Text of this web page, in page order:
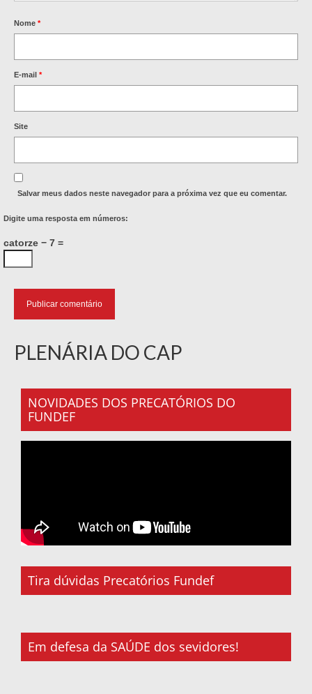
Nome *
E-mail *
Site
Salvar meus dados neste navegador para a próxima vez que eu comentar.
Digite uma resposta em números:
catorze − 7 =
PLENÁRIA DO CAP
NOVIDADES DOS PRECATÓRIOS DO
FUNDEF
Tira dúvidas Precatórios Fundef
Em defesa da SAÚDE dos sevidores!